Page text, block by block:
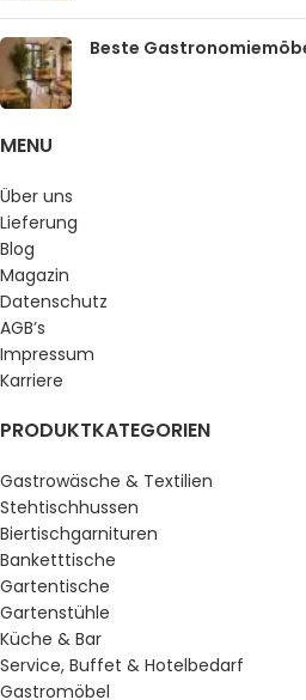
Beste
MENU
Über uns
Lieferung
Blog
Magazin
Datenschutz
AGB’s
Impressum
Karriere
PRODUKTKATEGORIEN
Gastrowäsche & Textilien
Stehtischhussen
Biertischgarnituren
Banketttische
Gartentische
Gartenstühle
Küche & Bar
Service, Buffet & Hotelbedarf
Gastromöbel